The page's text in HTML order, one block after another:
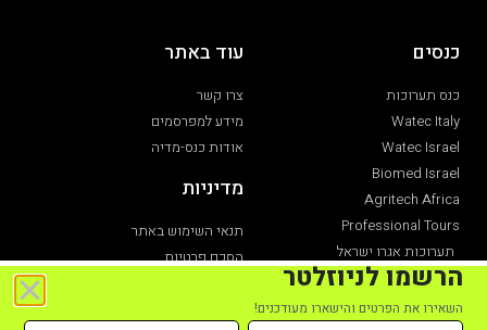
כנסים
כנס תערוכות
Watec Italy
Watec Israel
Biomed Israel
Agritech Africa
Professional Tours
תערוכות אגרו ישראל
תערוכת חקלאות
עוד באתר
צרו קשר
מידע למפרסמים
אודות כנס-מדיה
מדיניות
תנאי השימוש באתר
הסכם פרטיות
הרשמו לניוזלטר
השאירו את הפרטים והישארו מעודכנים!